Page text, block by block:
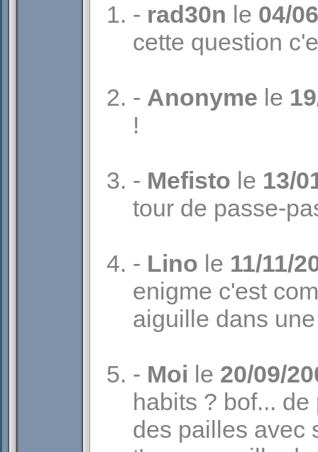
- rad30n le 04/
cette question
- Anonyme le
!
- Mefisto le 13/
tour de passe-
- Lino le 11/11/
enigme c'est
aiguille dans
- Moi le 20/09/
habits ? bof...
des pailles avec